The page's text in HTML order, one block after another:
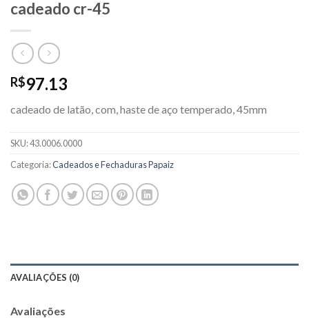
cadeado cr-45
R$97.13
cadeado de latão, com, haste de aço temperado, 45mm
SKU:43.0006.0000
Categoria:Cadeados e Fechaduras Papaiz
AVALIAÇÕES (0)
Avaliações